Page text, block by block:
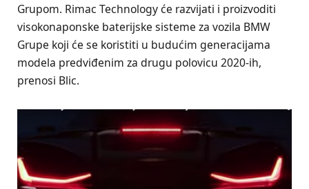
Grupom. Rimac Technology će razvijati i proizvoditi
visokonaponske baterijske sisteme za vozila BMW
Grupe koji će se koristiti u budućim generacijama
modela predviđenim za drugu polovicu 2020-ih,
prenosi Blic.